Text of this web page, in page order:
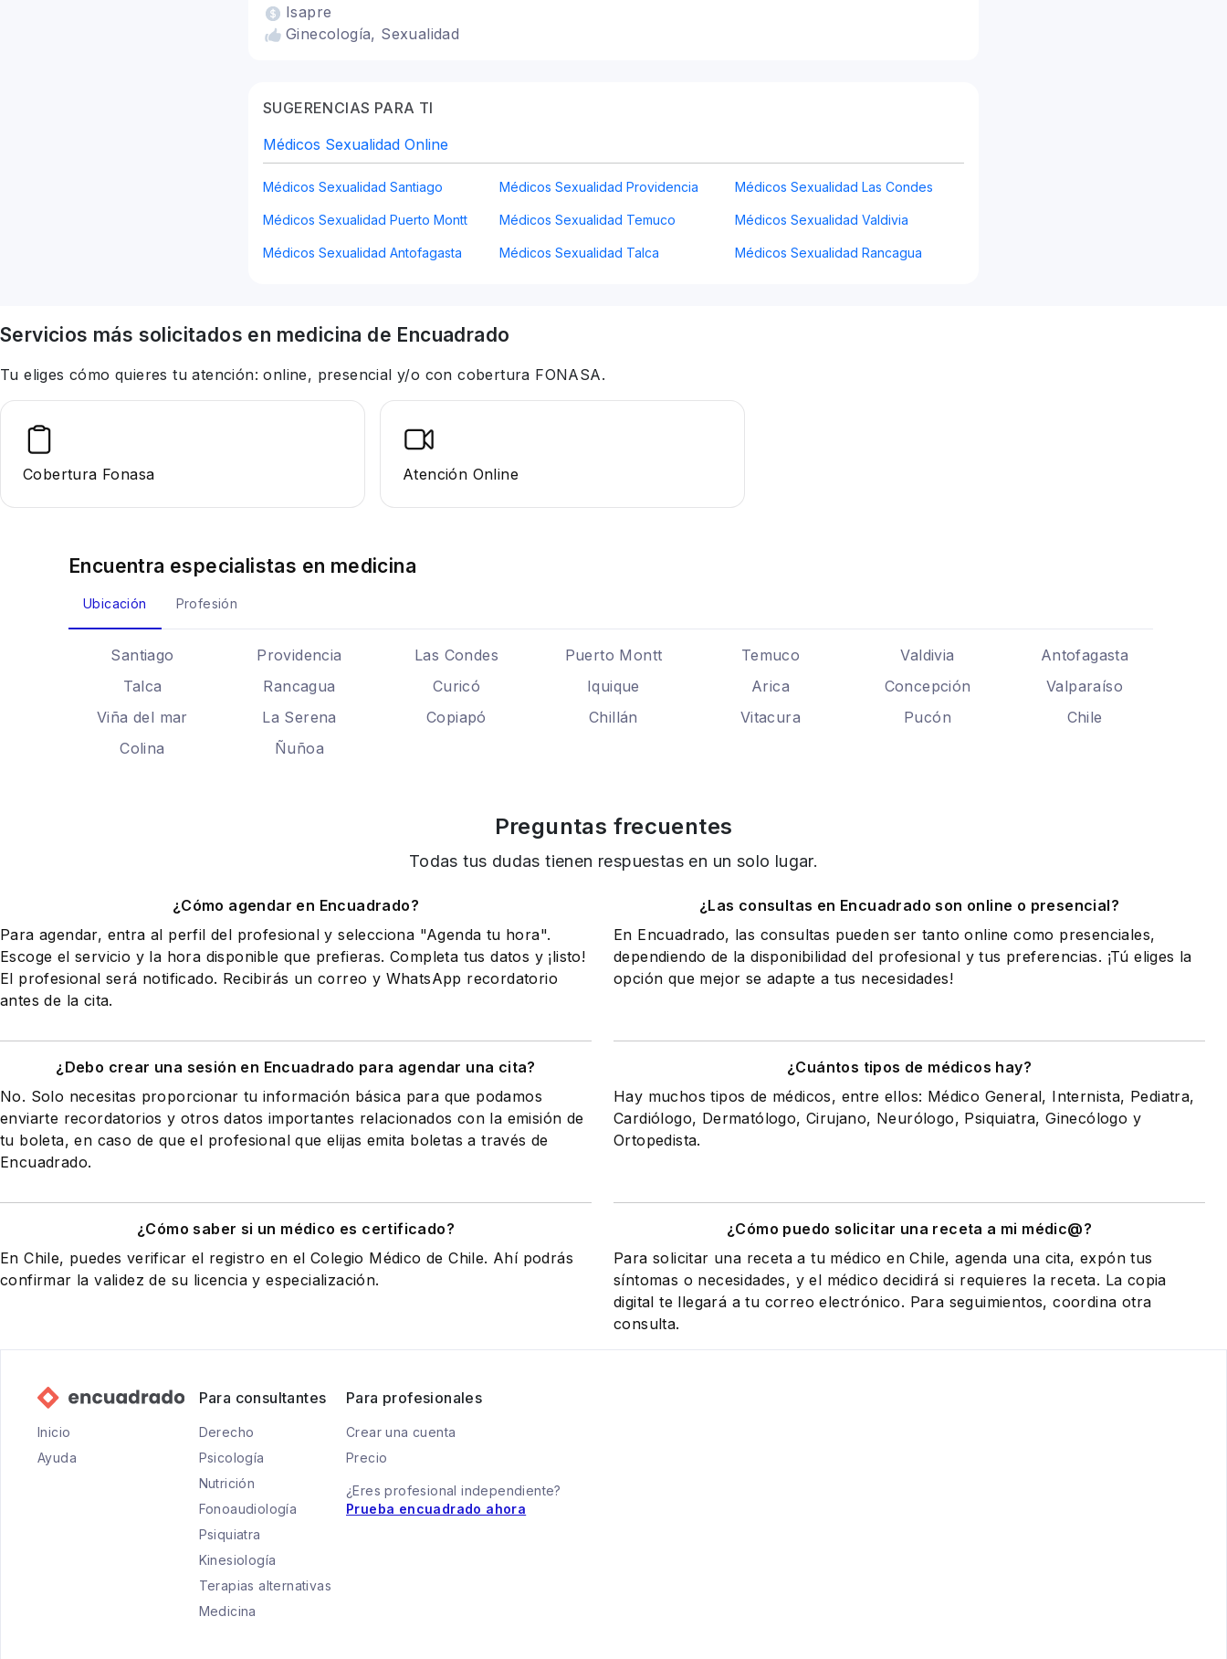
Isapre
Ginecología, Sexualidad
SUGERENCIAS PARA TI
Médicos Sexualidad Online
Médicos Sexualidad Santiago Médicos Sexualidad Providencia Médicos Sexualidad Las Condes
Médicos Sexualidad Puerto Montt Médicos Sexualidad Temuco Médicos Sexualidad Valdivia
Médicos Sexualidad Antofagasta Médicos Sexualidad Talca Médicos Sexualidad Rancagua
Servicios más solicitados en medicina de Encuadrado
Tu eliges cómo quieres tu atención: online, presencial y/o con cobertura FONASA.
Cobertura Fonasa Atención Online
Encuentra especialistas en medicina
Ubicación Profesión
Santiago Providencia Las Condes Puerto Montt Temuco Valdivia
Antofagasta
Talca
Rancagua Curicó Iquique Arica Concepción
Valparaíso
Viña del mar
La Serena Copiapó Chillán Vitacura Pucón
Chile
Colina
Ñuñoa
Preguntas frecuentes
Todas tus dudas tienen respuestas en un solo lugar.
¿Cómo agendar en Encuadrado?
Para agendar, entra al perfil del profesional y selecciona "Agenda tu hora".
Escoge el servicio y la hora disponible que prefieras. Completa tus datos y ¡listo!
El profesional será notificado. Recibirás un correo y WhatsApp recordatorio
antes de la cita.
¿Las consultas en Encuadrado son online o presencial?
En Encuadrado, las consultas pueden ser tanto online como presenciales,
dependiendo de la disponibilidad del profesional y tus preferencias. ¡Tú eliges la
opción que mejor se adapte a tus necesidades!
¿Debo crear una sesión en Encuadrado para agendar una cita?
No. Solo necesitas proporcionar tu información básica para que podamos
enviarte recordatorios y otros datos importantes relacionados con la emisión de
tu boleta, en caso de que el profesional que elijas emita boletas a través de
Encuadrado.
¿Cuántos tipos de médicos hay?
Hay muchos tipos de médicos, entre ellos: Médico General, Internista, Pediatra,
Cardiólogo, Dermatólogo, Cirujano, Neurólogo, Psiquiatra, Ginecólogo y
Ortopedista.
¿Cómo saber si un médico es certificado?
En Chile, puedes verificar el registro en el Colegio Médico de Chile. Ahí podrás
confirmar la validez de su licencia y especialización.
¿Cómo puedo solicitar una receta a mi médic@?
Para solicitar una receta a tu médico en Chile, agenda una cita, expón tus
síntomas o necesidades, y el médico decidirá si requieres la receta. La copia
digital te llegará a tu correo electrónico. Para seguimientos, coordina otra
consulta.
Inicio
Ayuda
Para consultantes
Derecho
Psicología
Nutrición
Fonoaudiología
Psiquiatra
Kinesiología
Terapias alternativas
Medicina
Para profesionales
Crear una cuenta
Precio
¿Eres profesional independiente?
Prueba encuadrado ahora